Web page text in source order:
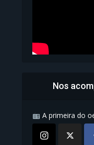
Nos
A primeira do